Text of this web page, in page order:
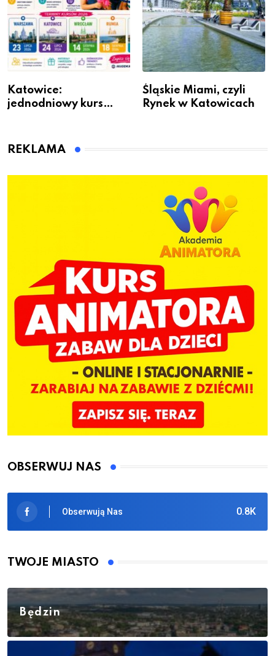
Katowice:
jednodniowy kurs
dzieci
Śląskie Miami, czyli
Rynek w Katowicach
REKLAMA
OBSERWUJ NAS
0.8K
Obserwują Nas
TWOJE MIASTO
Będzin